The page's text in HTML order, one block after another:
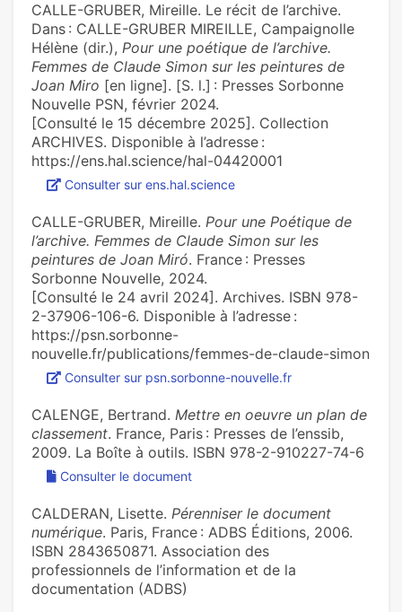
CALLE-GRUBER, Mireille. Le récit de l’archive.
Dans : CALLE-GRUBER MIREILLE, Campaignolle
Hélène (dir.), Pour une poétique de l’archive.
Femmes de Claude Simon sur les peintures de
Joan Miro [en ligne]. [S. l.] : Presses Sorbonne
Nouvelle PSN, février 2024.
[Consulté le 15 décembre 2025]. Collection
ARCHIVES. Disponible à l’adresse :
https://ens.hal.science/hal-04420001
Consulter sur ens.hal.science
CALLE-GRUBER, Mireille. Pour une Poétique de
l’archive. Femmes de Claude Simon sur les
peintures de Joan Miró. France : Presses
Sorbonne Nouvelle, 2024.
[Consulté le 24 avril 2024]. Archives. ISBN 978-
2-37906-106-6. Disponible à l’adresse :
https://psn.sorbonne-
nouvelle.fr/publications/femmes-de-claude-simon
Consulter sur psn.sorbonne-nouvelle.fr
CALENGE, Bertrand. Mettre en oeuvre un plan de
classement. France, Paris : Presses de l’enssib,
2009. La Boîte à outils. ISBN 978-2-910227-74-6
Consulter le document
CALDERAN, Lisette. Pérenniser le document
numérique. Paris, France : ADBS Éditions, 2006.
ISBN 2843650871. Association des
professionnels de l’information et de la
documentation (ADBS)